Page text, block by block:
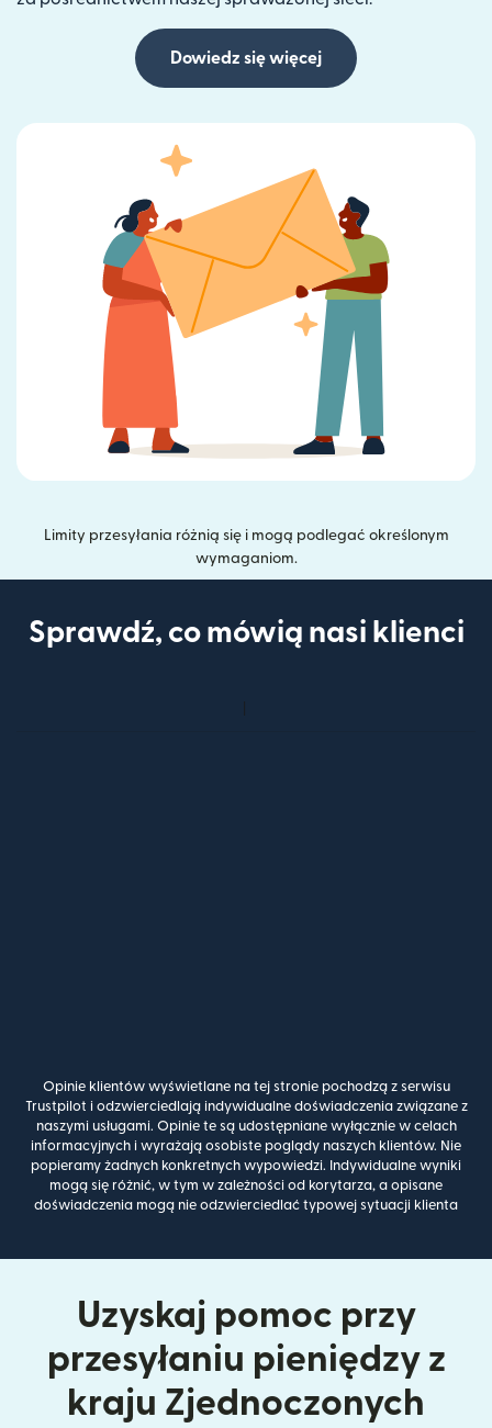
Dowiedz się więcej
Limity przesyłania różnią się i mogą podlegać określonym
wymaganiom.
Sprawdź, co mówią nasi klienci
Opinie klientów wyświetlane na tej stronie pochodzą z serwisu
Trustpilot i odzwierciedlają indywidualne doświadczenia związane z
naszymi usługami. Opinie te są udostępniane wyłącznie w celach
informacyjnych i wyrażają osobiste poglądy naszych klientów. Nie
popieramy żadnych konkretnych wypowiedzi. Indywidualne wyniki
mogą się różnić, w tym w zależności od korytarza, a opisane
doświadczenia mogą nie odzwierciedlać typowej sytuacji klienta
Uzyskaj pomoc przy
przesyłaniu pieniędzy z
kraju Zjednoczonych